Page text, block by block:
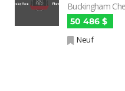
Buckingham
50 486 $
Neuf